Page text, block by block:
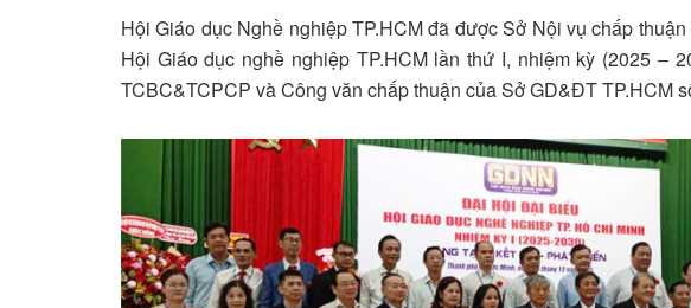
Hội Giáo dục Nghề nghiệp TP.HCM đã được Sở Nội vụ chấp
Hội Giáo dục nghề nghiệp TP.HCM lần thứ I, nhiệm kỳ (2025 –
TCBC&TCPCP và Công văn chấp thuận của Sở GD&ĐT TP.HCM